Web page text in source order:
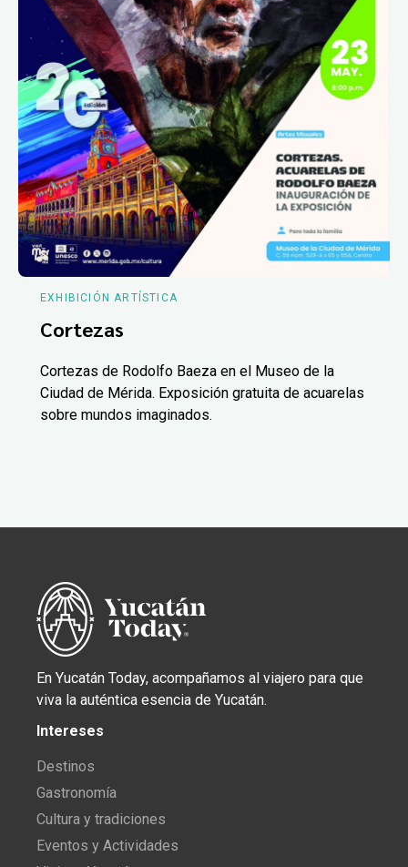
EXHIBICIÓN ARTÍSTICA
Cortezas
Cortezas de Rodolfo Baeza en el Museo de la
Ciudad de Mérida. Exposición gratuita de acuarelas
sobre mundos imaginados.
En Yucatán Today, acompañamos al viajero para que
viva la auténtica esencia de Yucatán.
Intereses
Destinos
Gastronomía
Cultura y tradiciones
Eventos y Actividades